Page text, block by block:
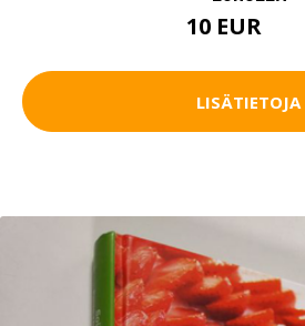
10 EUR
LISÄTIETOJA